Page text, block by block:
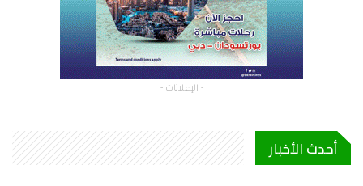
- الإعلانات -
أحدث الأخبار